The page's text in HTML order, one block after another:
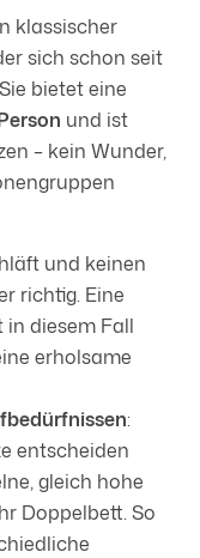
klassischer
sich schon seit
bietet eine
und ist
– kein Wunder,
und keinen
richtig. Eine
diesem Fall
erholsame
:
entscheiden
gleich hohe
Doppelbett. So